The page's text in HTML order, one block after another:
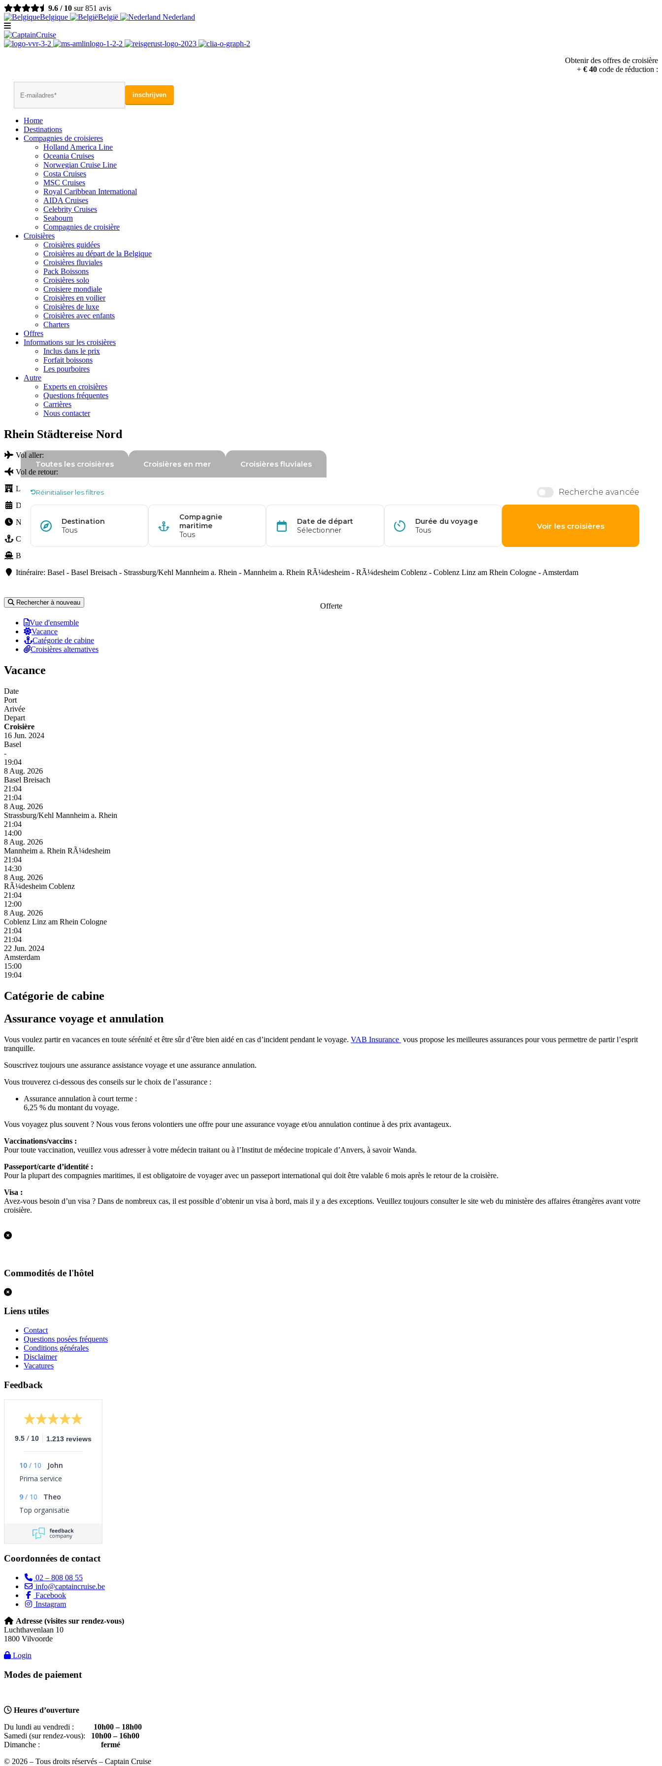
9.6 / 10 sur 851 avis
Belgique
België Nederland
Obtenir des offres de croisière
+ € 40 code de réduction :
Home
Destinations
Compagnies de croisieres
Holland America Line
Oceania Cruises
Norwegian Cruise Line
Costa Cruises
MSC Cruises
Royal Caribbean International
AIDA Cruises
Celebrity Cruises
Seabourn
Compagnies de croisière
Croisières
Croisières guidées
Croisières au départ de la Belgique
Croisières fluviales
Pack Boissons
Croisières solo
Croisiere mondiale
Croisières en voilier
Croisières de luxe
Croisières avec enfants
Charters
Offres
Informations sur les croisières
Inclus dans le prix
Forfait boissons
Les pourboires
Autre
Experts en croisières
Questions fréquentes
Carrières
Nous contacter
Rechercher à nouveau
Rhein Städtereise Nord
Vol aller:
Vol de retour:
L'hôtel:
Depart:16 Juin. 2024
Nuits:
7 nachten
Croisière avec:
Bateau :
Itinéraire: Basel - Basel Breisach - Strassburg/Kehl Mannheim a. Rhein - Mannheim a. Rhein RÃ¼desheim - RÃ¼desheim Coblenz - Coblenz Linz am Rhein Cologne - Amsterdam
Offerte
Vue d'ensemble
Vacance
Catégorie de cabine
Croisières alternatives
Vacance
Date
Port
Arivée
Depart
Croisière
16 Jun. 2024
Basel
-
19:04
8 Aug. 2026
Basel Breisach
21:04
21:04
8 Aug. 2026
Strassburg/Kehl Mannheim a. Rhein
21:04
14:00
8 Aug. 2026
Mannheim a. Rhein RÃ¼desheim
21:04
14:30
8 Aug. 2026
RÃ¼desheim Coblenz
21:04
12:00
8 Aug. 2026
Coblenz Linz am Rhein Cologne
21:04
21:04
22 Jun. 2024
Amsterdam
15:00
19:04
Catégorie de cabine
Assurance voyage et annulation
Vous voulez partir en vacances en toute sérénité et être sûr d’être bien aidé en cas d’incident pendant le voyage. VAB Insurance vous propose les meilleures assurances pour vous permettre de partir l’esprit
tranquille.
Souscrivez toujours une assurance assistance voyage et une assurance annulation.
Vous trouverez ci-dessous des conseils sur le choix de l’assurance :
Assurance annulation à court terme :
6,25 % du montant du voyage.
Vous voyagez plus souvent ? Nous vous ferons volontiers une offre pour une assurance voyage et/ou annulation continue à des prix avantageux.
Vaccinations/vaccins :
Pour toute vaccination, veuillez vous adresser à votre médecin traitant ou à l’Institut de médecine tropicale d’Anvers, à savoir Wanda.
Passeport/carte d’identité :
Pour la plupart des compagnies maritimes, il est obligatoire de voyager avec un passeport international qui doit être valable 6 mois après le retour de la croisière.
Visa :
Avez-vous besoin d’un visa ? Dans de nombreux cas, il est possible d’obtenir un visa à bord, mais il y a des exceptions. Veuillez toujours consulter le site web du ministère des affaires étrangères avant votre
croisière.
Commodités de l'hôtel
Liens utiles
Contact
Questions posées fréquents
Conditions générales
Disclaimer
Vacatures
Feedback
9.5 / 10 1.213 reviews
10 / 10
John
Prima service
9 / 10
Theo
Top organisatie
Coordonnées de contact
02 – 808 08 55
info@captaincruise.be
Facebook
Instagram
Adresse (visites sur rendez-vous)
Luchthavenlaan 10
1800 Vilvoorde
Login
Modes de paiement
Heures d’ouverture
Du lundi au vendredi : 10h00 – 18h00
Samedi (sur rendez-vous): 10h00 – 16h00
Dimanche : fermé
© 2026 – Tous droits réservés – Captain Cruise